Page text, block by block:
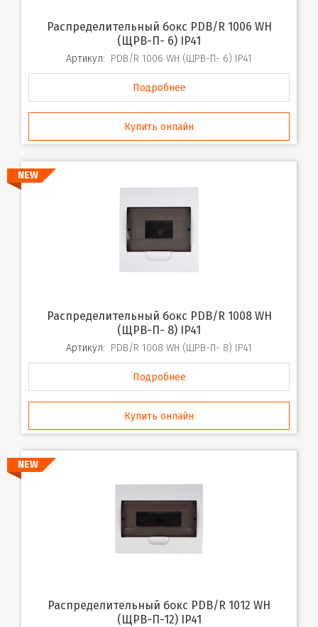
Распределительный бокс PDB/R 1006 WH
(ЩРВ-П- 6) IP41
Артикул: PDB/R 1006 WH (ЩРВ-П- 6) IP41
Подробнее
Купить онлайн
NEW
Распределительный бокс PDB/R 1008 WH
(ЩРВ-П- 8) IP41
Артикул: PDB/R 1008 WH (ЩРВ-П- 8) IP41
Подробнее
Купить онлайн
NEW
Распределительный бокс PDB/R 1012 WH
(ЩРВ-П-12) IP41